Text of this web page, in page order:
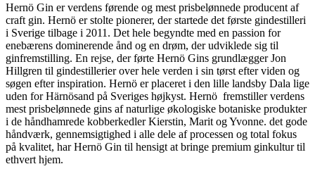
Hernö Gin er verdens førende og mest prisbelønnede producent af
craft gin. Hernö er stolte pionerer, der startede det første gindestilleri
i Sverige tilbage i 2011. Det hele begyndte med en passion for
enebærens dominerende ånd og en drøm, der udviklede sig til
ginfremstilling. En rejse, der førte Hernö Gins grundlægger Jon
Hillgren til gindestillerier over hele verden i sin tørst efter viden og
søgen efter inspiration. Hernö er placeret i den lille landsby Dala lige
uden for Härnösand på Sveriges højkyst. Hernö fremstiller verdens
mest prisbelønnede gins af naturlige økologiske botaniske produkter
i de håndhamrede kobberkedler Kierstin, Marit og Yvonne. det gode
håndværk, gennemsigtighed i alle dele af processen og total fokus
på kvalitet, har Hernö Gin til hensigt at bringe premium ginkultur til
ethvert hjem.